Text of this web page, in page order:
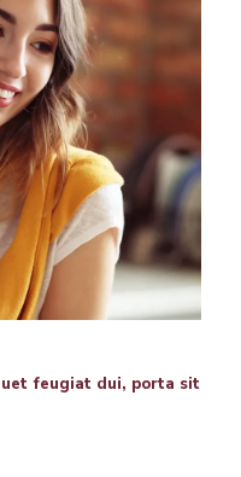
feugiat dui, porta sit